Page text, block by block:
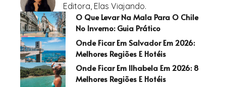
Editora, Elas Viajando.
O Que Levar Na Mala Para O Chile
No Inverno: Guia Prático
Onde Ficar Em Salvador Em 2026:
Melhores Regiões E Hotéis
Onde Ficar Em Ilhabela Em 2026: 8
Melhores Regiões E Hotéis